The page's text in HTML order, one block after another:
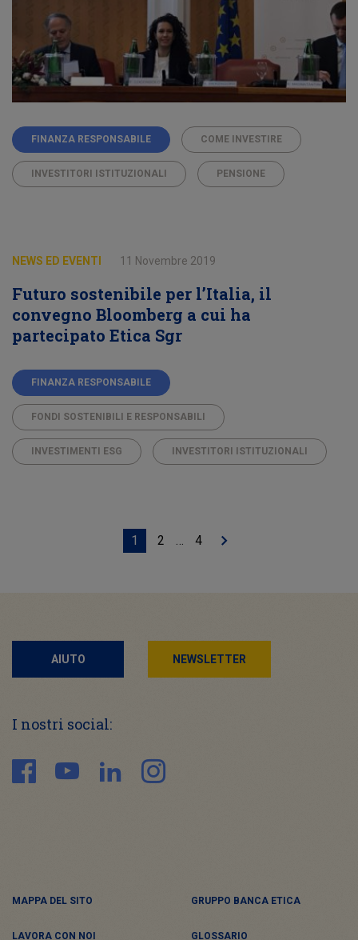
FINANZA RESPONSABILE COME INVESTIRE
INVESTITORI ISTITUZIONALI PENSIONE
NEWS ED EVENTI 11 Novembre 2019
Futuro sostenibile per l’Italia, il
convegno Bloomberg a cui ha
partecipato Etica Sgr
FINANZA RESPONSABILE
FONDI SOSTENIBILI E RESPONSABILI
INVESTIMENTI ESG INVESTITORI ISTITUZIONALI
NavigazionePagina
1 Pagina
2 … Pagina
4
AIUTO NEWSLETTER
I nostri social:
MAPPA DEL SITO GRUPPO BANCA ETICA
LAVORA CON NOI GLOSSARIO